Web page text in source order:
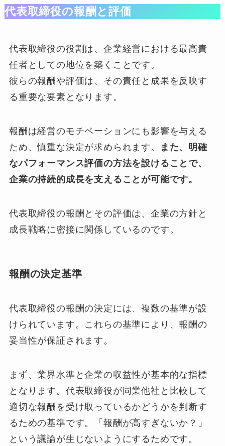
代表取締役の報酬と評価
代表取締役の役割は、企業経営における最高責
任者としての地位を築くことです。
彼らの報酬や評価は、その責任と成果を反映す
る重要な要素となります。
報酬は経営のモチベーションにも影響を与える
ため、慎重な決定が求められます。
また、明確
なパフォーマンス評価の方法を設けることで、
企業の持続的成長を支えることが可能です。
代表取締役の報酬とその評価は、企業の方針と
成長戦略に密接に関係しているのです。
報酬の決定基準
代表取締役の報酬の決定には、複数の基準が設
けられています。これらの基準により、報酬の
妥当性が保証されます。
まず、業界水準と企業の収益性が基本的な指標
となります。代表取締役が同業他社と比較して
適切な報酬を受け取っているかどうかを判断す
るための基準です。「報酬が高すぎないか？」
という議論が生じないようにするためです。